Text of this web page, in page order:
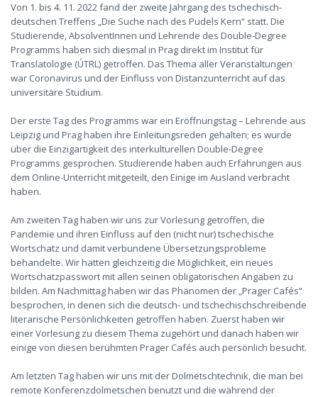
Von 1. bis 4. 11. 2022 fand der zweite Jahrgang des tschechisch-
deutschen Treffens „Die Suche nach des Pudels Kern“ statt. Die
Studierende, AbsolventInnen und Lehrende des Double-Degree
Programms haben sich diesmal in Prag direkt im Institut für
Translatologie (ÚTRL) getroffen. Das Thema aller Veranstaltungen
war Coronavirus und der Einfluss von Distanzunterricht auf das
universitäre Studium.
Der erste Tag des Programms war ein Eröffnungstag – Lehrende aus
Leipzig und Prag haben ihre Einleitungsreden gehalten; es wurde
über die Einzigartigkeit des interkulturellen Double-Degree
Programms gesprochen. Studierende haben auch Erfahrungen aus
dem Online-Unterricht mitgeteilt, den Einige im Ausland verbracht
haben.
Am zweiten Tag haben wir uns zur Vorlesung getroffen, die
Pandemie und ihren Einfluss auf den (nicht nur) tschechische
Wortschatz und damit verbundene Übersetzungsprobleme
behandelte. Wir hatten gleichzeitig die Möglichkeit, ein neues
Wortschatzpasswort mit allen seinen obligatorischen Angaben zu
bilden. Am Nachmittag haben wir das Phänomen der „Prager Cafés“
besprochen, in denen sich die deutsch- und tschechischschreibende
literarische Persönlichkeiten getroffen haben. Zuerst haben wir
einer Vorlesung zu diesem Thema zugehört und danach haben wir
einige von diesen berühmten Prager Cafés auch persönlich besucht.
Am letzten Tag haben wir uns mit der Dolmetschtechnik, die man bei
remote Konferenzdolmetschen benutzt und die während der